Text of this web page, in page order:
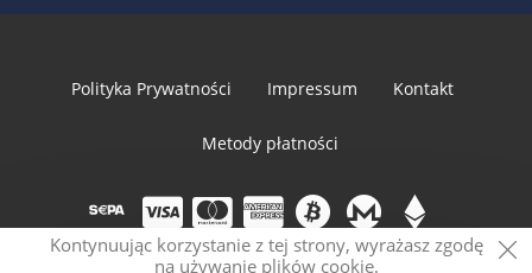
Polityka Prywatności Impressum Kontakt
Metody płatności
© 2026 PRVCY.world
Kontynuując korzystanie z tej strony, wyrażasz zgodę
na używanie plików cookie.